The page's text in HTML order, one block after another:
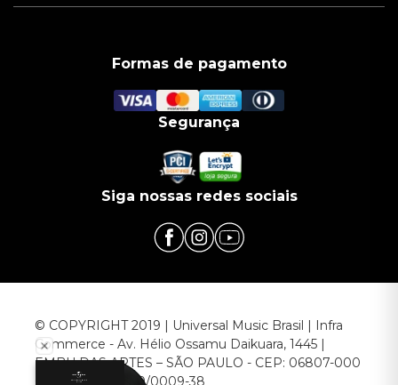
Formas de pagamento
Segurança
Siga nossas redes sociais
© COPYRIGHT 2019 | Universal Music Brasil | Infra
Commerce - Av. Hélio Ossamu Daikuara, 1445 |
EMBU DAS ARTES – SÃO PAULO - CEP: 06807-000
CNPJ: 00.952.789/0009-38